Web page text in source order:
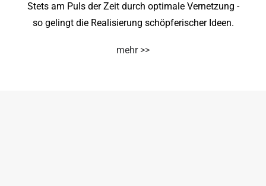
Stets am Puls der Zeit durch optimale Vernetzung -
so gelingt die Realisierung schöpferischer Ideen.
mehr >>